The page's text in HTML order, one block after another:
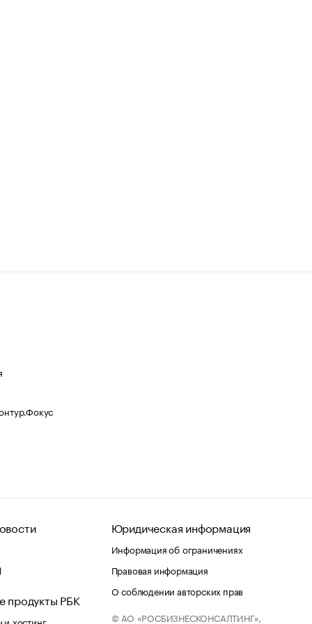
продукты РБК
хостинг
Юридическая информация
Информация об ограничениях
Правовая информация
О соблюдении авторских прав
© АО «РОСБИЗНЕСКОНСАЛТИНГ»,